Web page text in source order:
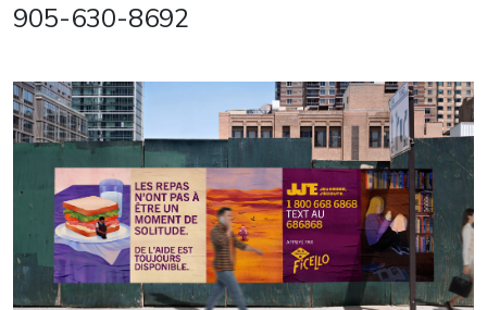
905-630-8692